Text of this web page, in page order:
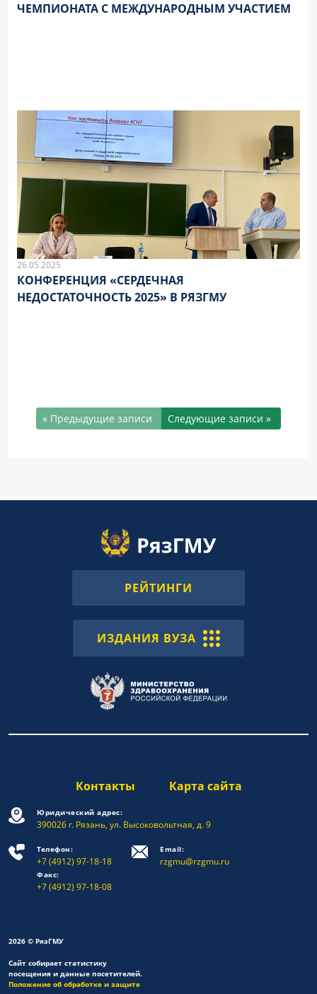
ЧЕМПИОНАТА С МЕЖДУНАРОДНЫМ УЧАСТИЕМ
26.05.2025
КОНФЕРЕНЦИЯ «СЕРДЕЧНАЯ
НЕДОСТАТОЧНОСТЬ 2025» В РЯЗГМУ
« Предыдущие записи Следующие записи »
РЕЙТИНГИ
ИЗДАНИЯ ВУЗА
Контакты Карта сайта
Юридический адрес:
390026 г. Рязань, ул. Высоковольтная, д. 9
Телефон:
+7 (4912) 97-18-18
Факс:
+7 (4912) 97-18-08
Email:
rzgmu@rzgmu.ru
2026 © РязГМУ
Сайт собирает статистику
посещения и данные посетителей.
Положение об обработке и защите